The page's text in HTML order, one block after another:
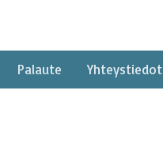
Palaute Yhteystiedot